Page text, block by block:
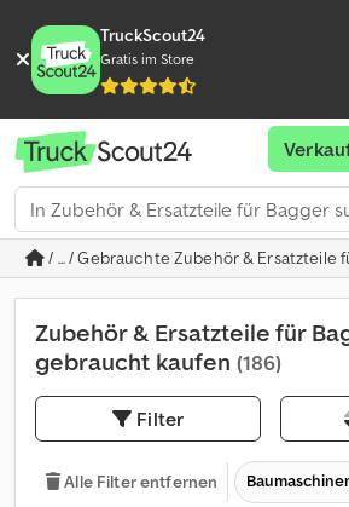
TruckScout24
Gratis im Store
/ ... / Gebrauchte Zubehör & Ersatzteile
Zubehör & Ersatzteile für
gebraucht kaufen (186)
Filter
Alle Filter entfernen